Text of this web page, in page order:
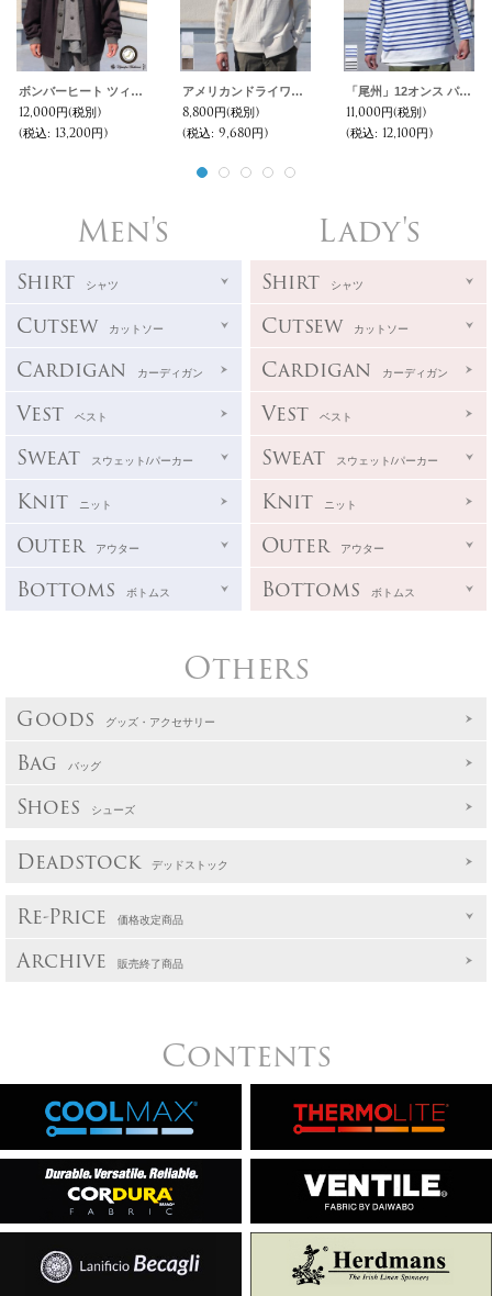
ボンバーヒート ツィード Vネック カーディガン【送料無料】『日本製』【MADE IN JAPAN】 / Upscape Audience
12,000円(税別)
(税込: 13,200円)
アメリカンドライワッフル×リブ アシンメトリーニット【MADE IN JAPAN】『日本製』 / Upscape Audience
8,800円(税別)
(税込: 9,680円)
「尾州」12オンス パネルボーダー ボートネック ボクシーTシャツ【MADE IN JAPAN】『日本製』/ Upscape Audience
11,000円(税別)
(税込: 12,100円)
Men's
Shirt シャツ
Cutsew カットソー
Cardigan カーディガン
Vest ベスト
Sweat スウェット/パーカー
Knit ニット
Outer アウター
Bottoms ボトムス
Lady's
Shirt シャツ
Cutsew カットソー
Cardigan カーディガン
Vest ベスト
Sweat スウェット/パーカー
Knit ニット
Outer アウター
Bottoms ボトムス
Others
Goods グッズ・アクセサリー
Bag バッグ
Shoes シューズ
Deadstock デッドストック
Re-Price 価格改定商品
Archive 販売終了商品
Contents